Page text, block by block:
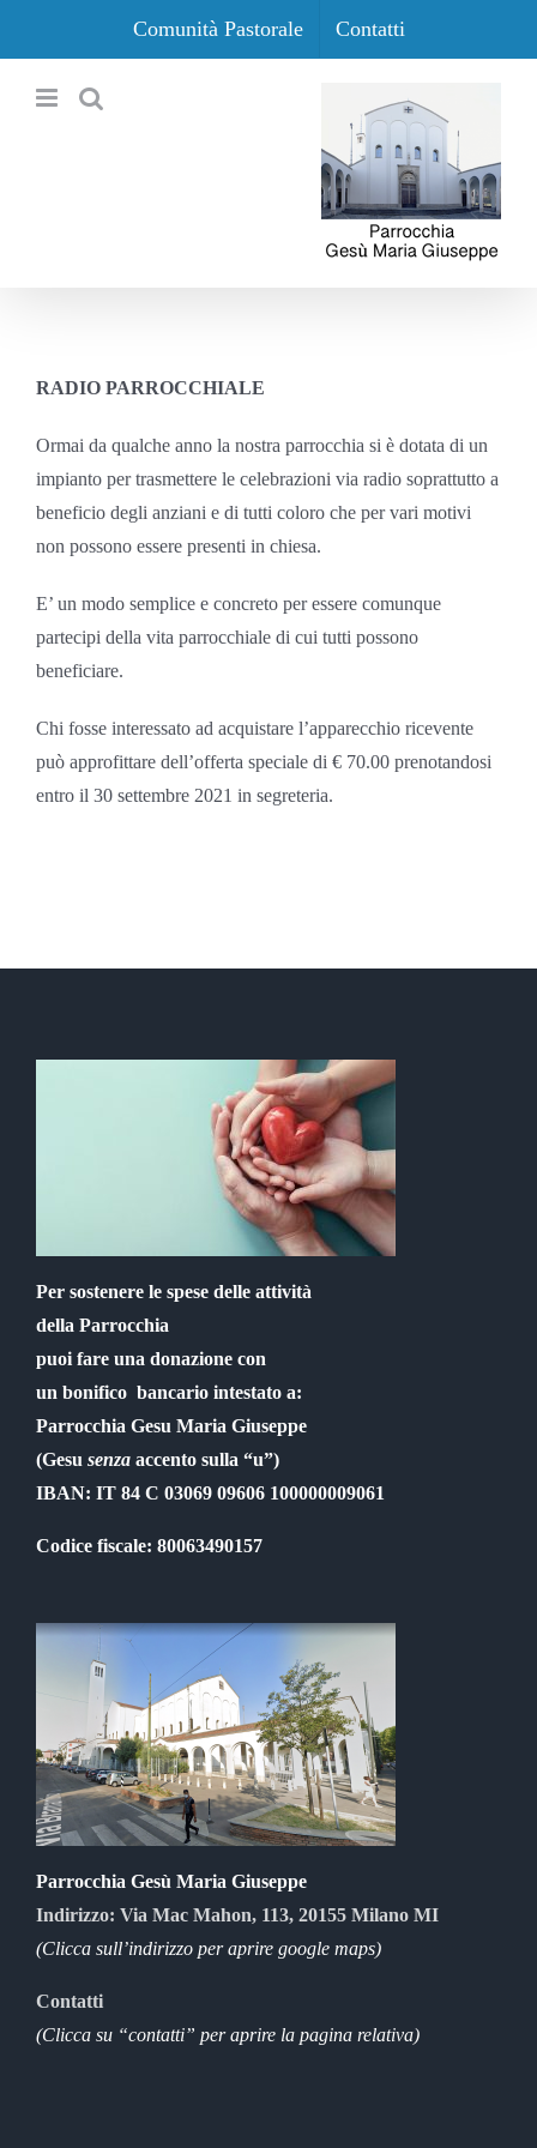
Comunità Pastorale Contatti
RADIO PARROCCHIALE
Ormai da qualche anno la nostra parrocchia si è dotata di un
impianto per trasmettere le celebrazioni via radio soprattutto a
beneficio degli anziani e di tutti coloro che per vari motivi
non possono essere presenti in chiesa.
E’ un modo semplice e concreto per essere comunque
partecipi della vita parrocchiale di cui tutti possono
beneficiare.
Chi fosse interessato ad acquistare l’apparecchio ricevente
può approfittare dell’offerta speciale di € 70.00 prenotandosi
entro il 30 settembre 2021 in segreteria.
Per sostenere le spese delle attività
della Parrocchia
puoi fare una donazione con
un bonifico bancario intestato a:
Parrocchia Gesu Maria Giuseppe
(Gesu senza accento sulla “u”)
IBAN: IT 84 C 03069 09606 100000009061
Codice fiscale: 80063490157
Parrocchia Gesù Maria Giuseppe
Indirizzo: Via Mac Mahon, 113, 20155 Milano MI
(Clicca sull’indirizzo per aprire google maps)
Contatti
(Clicca su “contatti” per aprire la pagina relativa)